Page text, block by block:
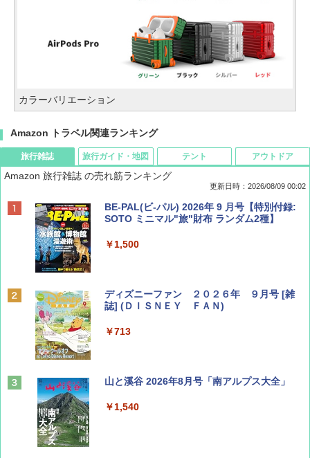
カラーバリエーション
Amazon トラベル関連ランキング
旅行雑誌
Amazon 旅行雑誌 の売れ筋ランキング
更新日時：2026/08/09 00:02
BE-PAL(ビ-パル) 2026年 9 月号【特別付録:
SOTO ミニマル"旅"財布 ランダム2種】
￥1,500
ディズニーファン ２０２６年 ９月号 [雑
誌] (ＤＩＳＮＥＹ ＦＡＮ)
￥713
山と溪谷 2026年8月号「南アルプス大全」
￥1,540
旅行ガイド・地図 テント アウトドア